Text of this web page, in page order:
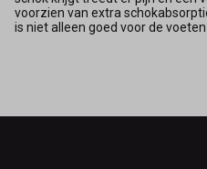
voorzien van extra
is niet alleen goed voor de voeten